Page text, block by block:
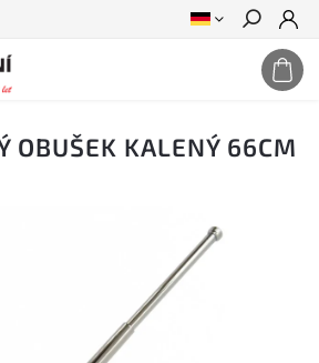
Suchen
OBUŠEK KALENÝ 66CM